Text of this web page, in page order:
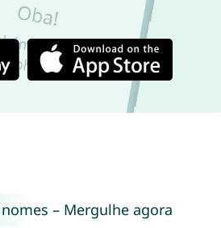
– Mergulhe agora